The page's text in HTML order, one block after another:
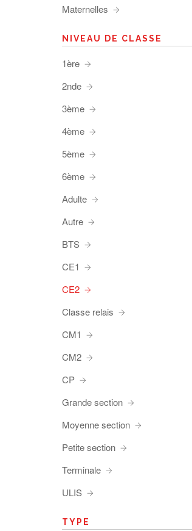
Maternelles
NIVEAU DE CLASSE
1ère
2nde
3ème
4ème
5ème
6ème
Adulte
Autre
BTS
CE1
CE2
Classe relais
CM1
CM2
CP
Grande section
Moyenne section
Petite section
Terminale
ULIS
TYPE